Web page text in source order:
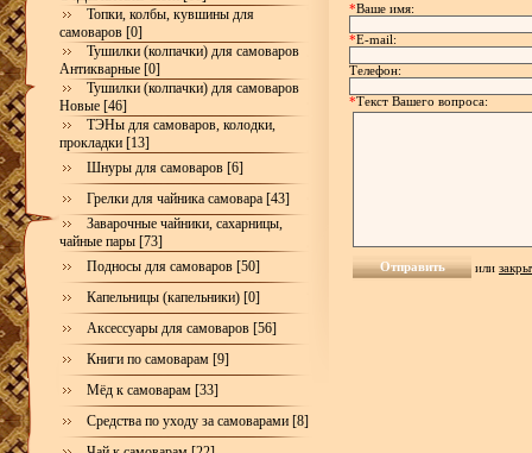
Топки, колбы, кувшины для
самоваров [0]
Тушилки (колпачки) для самоваров
Антикварные [0]
Тушилки (колпачки) для самоваров
Новые [46]
ТЭНы для самоваров, колодки,
прокладки [13]
Шнуры для самоваров [6]
Грелки для чайника самовара [43]
Заварочные чайники, сахарницы,
чайные пары [73]
Подносы для самоваров [50]
Капельницы (капельники) [0]
Аксессуары для самоваров [56]
Книги по самоварам [9]
Мёд к самоварам [33]
Средства по уходу за самоварами [8]
*Ваше имя:
*E-mail:
Телефон:
*Текст Вашего вопроса:
или